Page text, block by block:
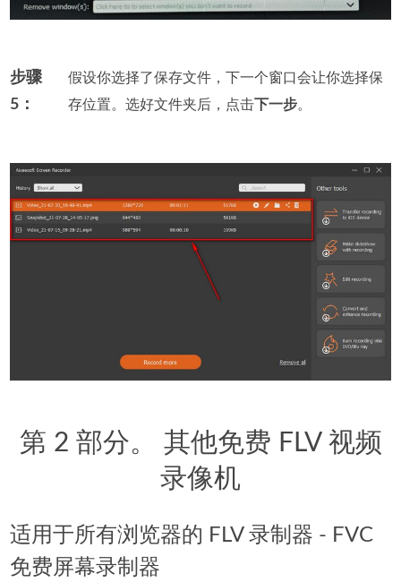
步骤
5：
假设你选择了保存文件，下一个窗口会让你选择保
存位置。选好文件夹后，点击 下一步。
第 2 部分。 其他免费 FLV 视频
录像机
适用于所有浏览器的 FLV 录制器 - FVC
免费屏幕录制器